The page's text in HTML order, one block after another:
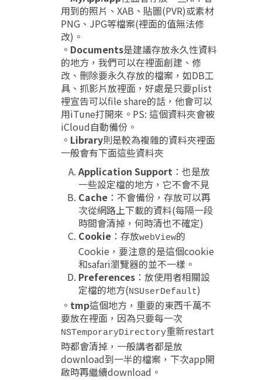
用到的照片、XAB、貼圖(PVR)或素材
PNG、JPG等檔案(裡面的值無法修
改)。
。 Documents是建議存放永久性資料
的地方，我們可以在裡面創建、修
改、刪除要永久存放的檔案，如DB工
具、抓影片放裡面，好處是只要plist
裡宣告可以file share的話，他會可以
用iTune打開來。PS: 這個資料夾會被
iCloud自動備份。
。 Library則是較為複雜的資料夾裡面
一般會有下面這些資料夾
Application Support ：也是放
一些設定檔的地方，它不會不見
Cache ：不會備份，存放可以再
次從網路上下載的資料(每隔一段
時間會清掉，何時清也不確定)
Cookie ：存放webView的
Cookie，要注意的是這個cookie
和safari瀏覽器的並不一樣。
Preferences ：放使用者相關設
定檔的地方(NSUserDefault)
。 tmp這個地方，重要的東西千萬不
要放在裡面，因為只要每一次
NSTemporaryDirectory重新restart
時都會清掉，一般講者都是放
download到一半的檔案，下次app開
啟時再繼續download。